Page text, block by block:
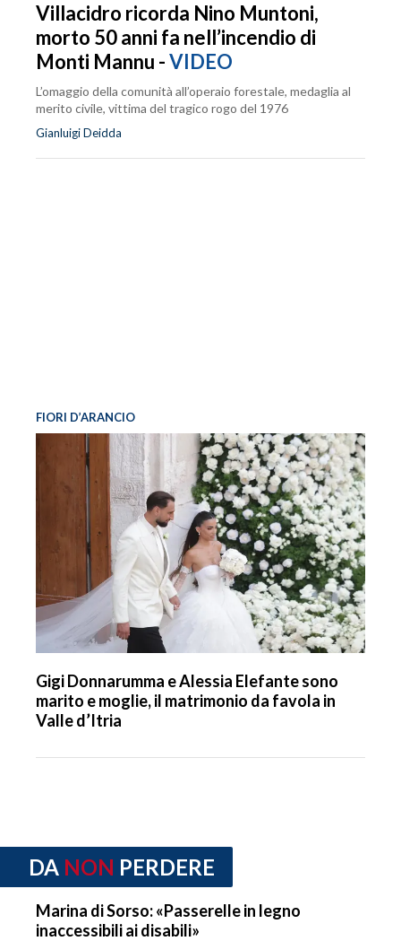
Villacidro ricorda Nino Muntoni,
morto 50 anni fa nell’incendio di
Monti Mannu -VIDEO
L’omaggio della comunità all’operaio forestale, medaglia al
merito civile, vittima del tragico rogo del 1976
Gianluigi Deidda
FIORI D’ARANCIO
Gigi Donnarumma e Alessia Elefante sono
marito e moglie, il matrimonio da favola in
Valle d’Itria
DA NON PERDERE
Marina di Sorso: «Passerelle in legno
inaccessibili ai disabili»